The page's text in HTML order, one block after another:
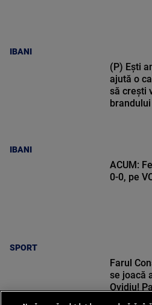
IBANI
IBANI
(P) Ești
ajută o
să crești
SPORT
ACUM:
0-0, pe
Farul
se joacă
Ovidiu!